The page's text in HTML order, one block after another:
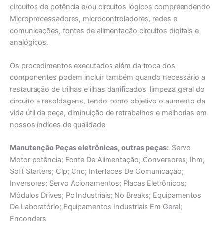
circuitos de potência e/ou circuitos lógicos compreendendo
Microprocessadores, microcontroladores, redes e
comunicações, fontes de alimentação circuitos digitais e
analógicos.
Os procedimentos executados além da troca dos
componentes podem incluir também quando necessário a
restauração de trilhas e ilhas danificados, limpeza geral do
circuito e resoldagens, tendo como objetivo o aumento da
vida útil da peça, diminuição de retrabalhos e melhorias em
nossos índices de qualidade
Manutençāo Peças eletrônicas, outras peças: Servo
Motor potência; Fonte De Alimentaçāo; Conversores; Ihm;
Soft Starters; Clp; Cnc; Interfaces De Comunicação;
Inversores; Servo Acionamentos; Placas Eletrônicos;
Módulos Drives; Pc Industriais; No Breaks; Equipamentos
De Laboratório; Equipamentos Industriais Em Geral;
Enconders